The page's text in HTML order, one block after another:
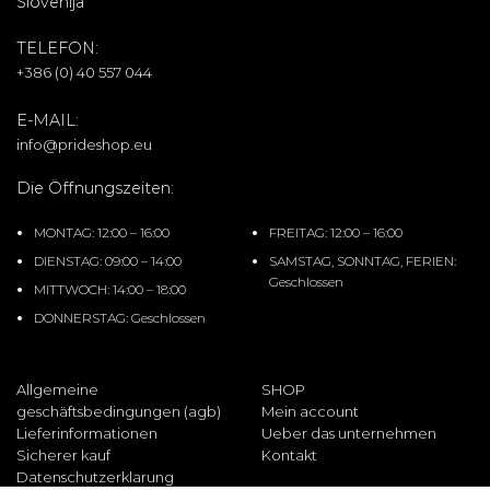
Allgemeine
geschäftsbedingungen (agb)
Lieferinformationen
Sicherer kauf
Datenschutzerklarung
SHOP
Mein account
Ueber das unternehmen
Kontakt
TELEFON:
+386 (0) 40 557 044
E-MAIL:
info@prideshop.eu
Die Öffnungszeiten:
MONTAG: 12:00 – 16:00
DIENSTAG: 09:00 – 14:00
MITTWOCH: 14:00 – 18:00
DONNERSTAG: Geschlossen
FREITAG: 12:00 – 16:00
SAMSTAG, SONNTAG, FERIEN:
Geschlossen